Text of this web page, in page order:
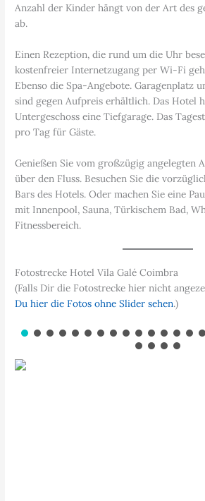
Anzahl der Kinder hängt von der Art des
ab.
Einen Rezeption, die rund um die Uhr
kostenfreier Internetzugang per Wi-Fi
Ebenso die Spa-Angebote. Garagenplatz
sind gegen Aufpreis erhältlich. Das Hotel
Untergeschoss eine Tiefgarage. Das
pro Tag für Gäste.
Genießen Sie vom großzügig angelegten
über den Fluss. Besuchen Sie die
Bars des Hotels. Oder machen Sie eine
mit Innenpool, Sauna, Türkischem Bad,
Fitnessbereich.
Fotostrecke Hotel Vila Galé Coimbra
(Falls Dir die Fotostrecke hier nicht
Du hier die Fotos ohne Slider sehen.)